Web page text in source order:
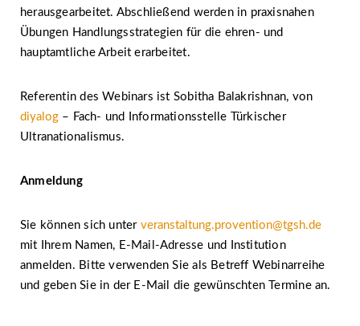
herausgearbeitet. Abschließend werden in praxisnahen
Übungen Handlungsstrategien für die ehren- und
hauptamtliche Arbeit erarbeitet.
Referentin des Webinars ist Sobitha Balakrishnan, von
diyalog – Fach- und Informationsstelle Türkischer
Ultranationalismus.
Anmeldung
Sie können sich unter veranstaltung.provention@tgsh.de
mit Ihrem Namen, E-Mail-Adresse und Institution
anmelden. Bitte verwenden Sie als Betreff Webinarreihe
und geben Sie in der E-Mail die gewünschten Termine an.